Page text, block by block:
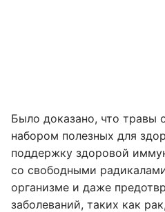
Было доказано, что травы
набором полезных для
поддержку здоровой
со свободными
организме и даже
заболеваний, таких как